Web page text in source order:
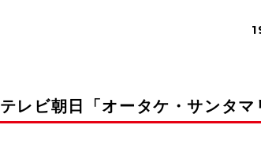
テレビ朝日「オータケ・サンタ